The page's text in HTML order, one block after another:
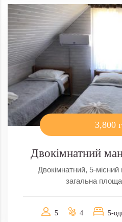
3,800
Двокімнатний
Двокімнатний, 5-
загальна
5 4 5-